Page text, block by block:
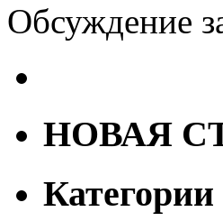
Обсуждение
НОВАЯ